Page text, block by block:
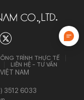
TRÌNH THỰC TẾ
LIÊN HỆ - TƯ VẤN
NAM
3512 6033